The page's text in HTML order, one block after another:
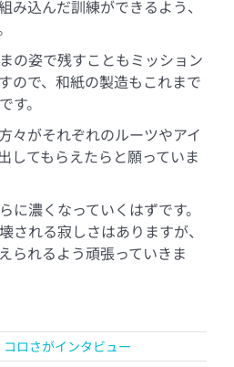
み込んだ訓練ができるよう、
の姿で残すこともミッション
ので、和紙の製造もこれまで
す。
々がそれぞれのルーツやアイ
してもらえたらと願っていま
に濃くなっていくはずです。
される寂しさはありますが、
られるよう頑張っていきま
コロさがインタビュー